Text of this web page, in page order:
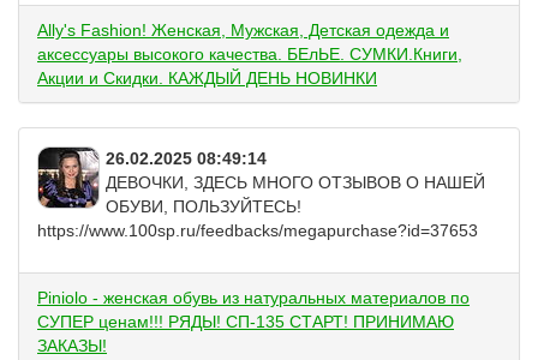
Ally's Fashion! Женская, Мужская, Детская одежда и
аксессуары высокого качества. БЕлЬЕ. СУМКИ.Книги,
Акции и Скидки. КАЖДЫЙ ДЕНЬ НОВИНКИ
26.02.2025 08:49:14
ДЕВОЧКИ, ЗДЕСЬ МНОГО ОТЗЫВОВ О НАШЕЙ
ОБУВИ, ПОЛЬЗУЙТЕСЬ!
https://www.100sp.ru/feedbacks/megapurchase?id=37653
Piniolo - женская обувь из натуральных материалов по
СУПЕР ценам!!! РЯДЫ! СП-135 СТАРТ! ПРИНИМАЮ
ЗАКАЗЫ!